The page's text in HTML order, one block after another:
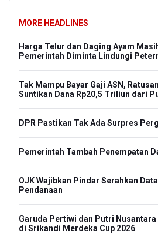
MORE HEADLINES
Harga Telur dan Daging Ayam
Pemerintah Diminta Lindungi
Tak Mampu Bayar Gaji ASN,
Suntikan Dana Rp20,5 Triliun dari
DPR Pastikan Tak Ada Surpres
Pemerintah Tambah Penempatan
OJK Wajibkan Pindar Serahkan
Pendanaan
Garuda Pertiwi dan Putri
di Srikandi Merdeka Cup 2026